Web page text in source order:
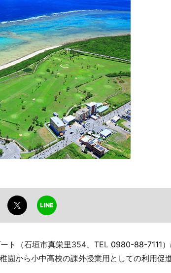
ト（石垣市真栄里354、TEL 0980-88-7111
園から小中高校の課外授業用としての利用促